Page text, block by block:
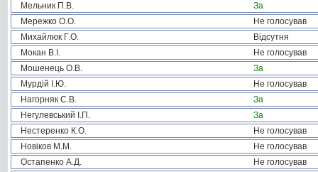
Мельник П.В.
За
Мережко О.О.
Не голосував
Михайлюк Г.О.
Відсутня
Мокан В.І.
Не голосував
Мошенець О.В.
За
Мурдій І.Ю.
Не голосував
Нагорняк С.В.
За
Негулевський І.П.
За
Нестеренко К.О.
Не голосував
Новіков М.М.
Не голосував
Остапенко А.Д.
Не голосував